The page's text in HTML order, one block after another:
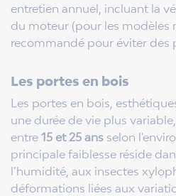
entretien annuel, incluant la
du moteur (pour les modèles
recommandé pour éviter des
Les portes en bois
Les portes en bois,
une durée de vie plus
entre 15 et 25 ans selon
principale faiblesse réside
l’humidité, aux insectes
déformations liées aux